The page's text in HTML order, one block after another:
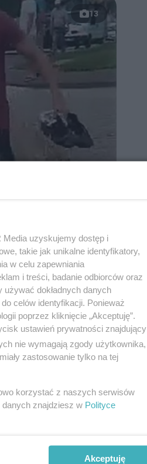
13
Media uzyskujemy dostęp i
takie jak unikalne identyfikatory,
w celu zapewniania
i treści, badanie odbiorców oraz
używać dokładnych danych
celów identyfikacji. Ponieważ
poprzez kliknięcie „Akceptuję”.
ustawień prywatności znajdujący
nie wymagają zgody użytkownika,
zastosowanie tylko na tej
korzystać z naszych serwisów
danych znajdziesz w Polityce
Akceptuję